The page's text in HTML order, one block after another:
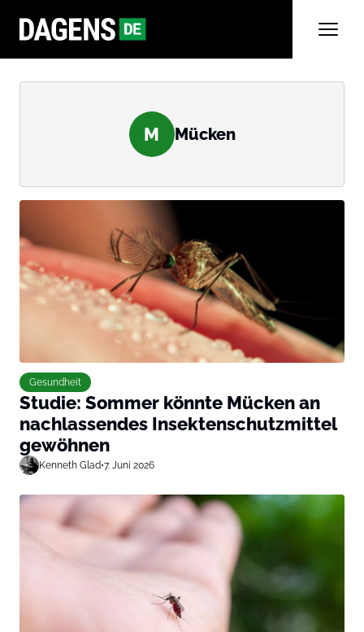
M Mücken
Gesundheit
Studie: Sommer könnte Mücken an
nachlassendes Insektenschutzmittel
gewöhnen
Kenneth Glad•7. Juni 2026